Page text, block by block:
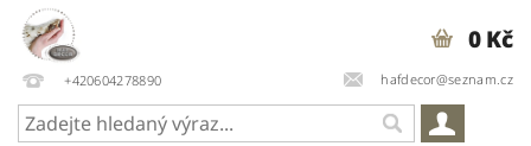
+420604278890 hafdecor@seznam.cz
0 Kč